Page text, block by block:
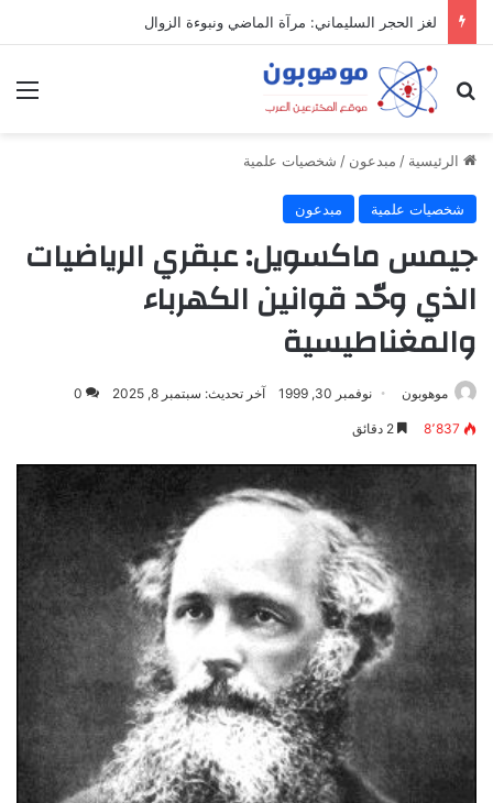
لغز الحجر السليماني: مرآة الماضي ونبوءة الزوال
بحث عن
الرئيسية / مبدعون / شخصيات علمية
شخصيات علمية مبدعون
جيمس ماكسويل: عبقري الرياضيات
الذي وحّد قوانين الكهرباء
والمغناطيسية
موهوبون نوفمبر 30, 1999 آخر تحديث: سبتمبر 8, 2025 0
8٬837